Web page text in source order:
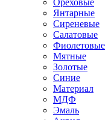
Ореховые
Янтарные
Сиреневые
Салатовые
Фиолетовые
Мятные
Золотые
Синие
Материал
МДФ
Эмаль